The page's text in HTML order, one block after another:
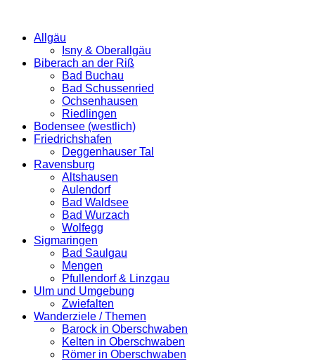
Allgäu
Isny & Oberallgäu
Biberach an der Riß
Bad Buchau
Bad Schussenried
Ochsenhausen
Riedlingen
Bodensee (westlich)
Friedrichshafen
Deggenhauser Tal
Ravensburg
Altshausen
Aulendorf
Bad Waldsee
Bad Wurzach
Wolfegg
Sigmaringen
Bad Saulgau
Mengen
Pfullendorf & Linzgau
Ulm und Umgebung
Zwiefalten
Wanderziele / Themen
Barock in Oberschwaben
Kelten in Oberschwaben
Römer in Oberschwaben